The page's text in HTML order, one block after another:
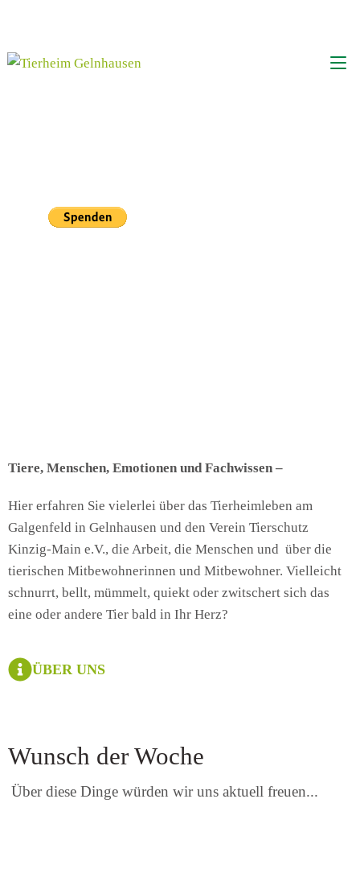
Tiere, Menschen, Emotionen und Fachwissen –
Hier erfahren Sie vielerlei über das Tierheimleben am
Galgenfeld in Gelnhausen und den Verein Tierschutz
Kinzig-Main e.V., die Arbeit, die Menschen und über die
tierischen Mitbewohnerinnen und Mitbewohner. Vielleicht
schnurrt, bellt, mümmelt, quiekt oder zwitschert sich das
eine oder andere Tier bald in Ihr Herz?
ÜBER UNS
Wunsch der Woche
Über diese Dinge würden wir uns aktuell freuen...